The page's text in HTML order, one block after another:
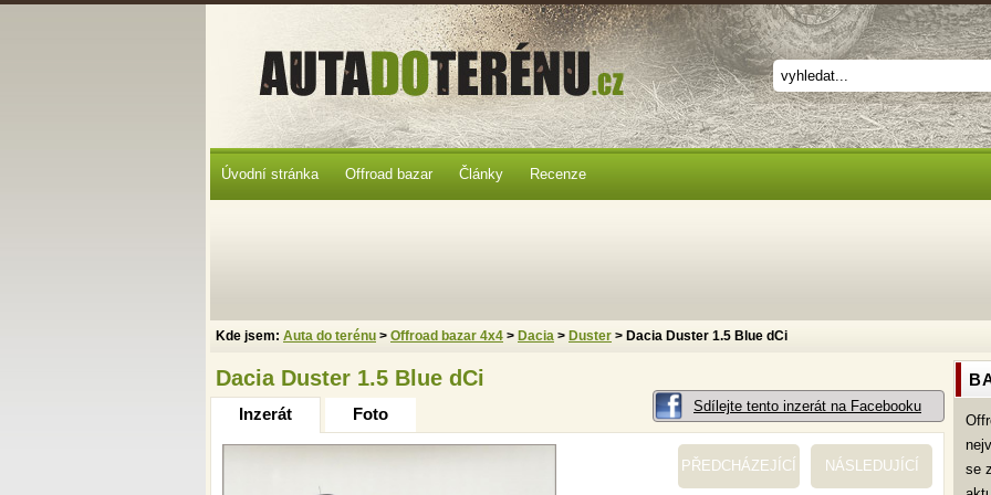
Dacia Duster 1.5 Blue dCi
Sdílejte tento inzerát na Facebooku
Inzerát Foto
PŘEDCHÁZEJÍCÍ NÁSLEDUJÍCÍ
se
Úvodní stránka Offroad bazar Články Recenze
Kde jsem: Auta do terénu > Offroad bazar 4x4 > Dacia > Duster > Dacia Duster 1.5 Blue dCi